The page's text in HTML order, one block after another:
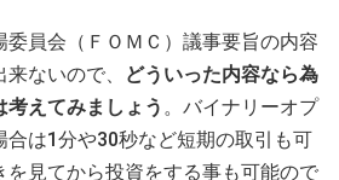
員会（ＦＯＭＣ）議事要旨の内容
ないので、
どういった内容なら為
えてみましょう 。バイナリーオプ
合は1分や30秒など短期の取引も可
を見てから投資をする事も可能ので